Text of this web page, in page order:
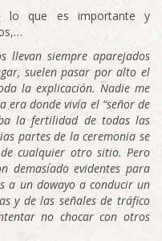
lo que es importante y
llevan siempre aparejados
suelen pasar por alto el
la explicación. Nadie me
era donde vivía el “señor de
la fertilidad de todaslas
partes de laceremoniase
cualquier otro sitio. Pero
demasiado evidentes para
a un dowayo a conducir un
y de las señales de tráfico
no chocar con otros